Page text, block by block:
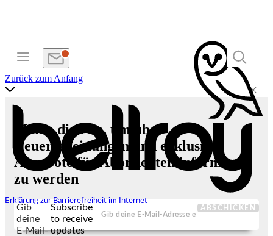
Erklärung zur Barrierefreiheit im Internet
Zurück zum Anfang
Melde dich an, um über
Neuerscheinungen und exklusive
Angebote für Abonnenten informiert
zu werden
Gib
deine
E-Mail-
Subscribe
to receive
updates
ABSCHICKEN